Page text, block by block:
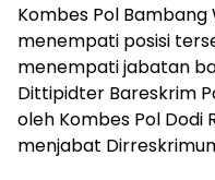
Kombes Pol
menempati posisi
menempati jabatan
Dittipidter Bareskrim
oleh Kombes Pol Dodi
menjabat